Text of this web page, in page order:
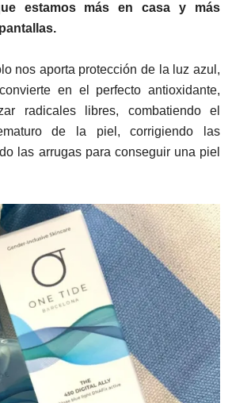
estamos más en casa y más
nos aporta protección de la luz azul,
en el perfecto antioxidante,
radicales libres, combatiendo el
de la piel, corrigiendo las
las arrugas para conseguir una piel